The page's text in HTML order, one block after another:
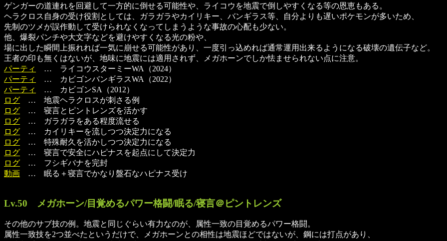
ゲンガーの道連れを回避して一方的に倒せる可能性や、ライコウを地震で倒しやすくなる等の恩恵もある。
ヘラクロス自身の受け役割としては、ガラガラやカイリキー、バンギラス等、自分よりも遅いポケモンが多いため、
先制のツメが誤作動して受けられなくなってしまうような事故の心配も少ない。
他、爆裂パンチや大文字などを避けやすくなる光の粉や、
場に出した瞬間上振れれば一気に崩せる可能性があり、一度引っ込めれば通常運用出来るようになる破壊の遺伝子など。
王者の印も無くはないが、地味に地震には適用されず、メガホーンでしか怯ませられない点に注意。
パーティ
… ライコウスターミーWA（2024）
パーティ
… カビゴンバンギラスWA（2022）
パーティ
… カビゴンSA（2012）
ログ … 地震ヘラクロスが刺さる例
ログ … 寝言とピントレンズを活かす
ログ … ガラガラをある程度流せる
ログ … カイリキーを流しつつ決定力になる
ログ … 特殊耐久を活かしつつ決定力になる
ログ … 寝言で安全にハピナスを起点にして決定力
ログ … フシギバナを完封
動画 … 眠る＋寝言でかなり盤石なハピナス受け
Lv.50 メガホーン/目覚めるパワー格闘/眠る/寝言＠ピントレンズ
その他のサブ技の例。地震と同じぐらい有力なのが、属性一致の目覚めるパワー格闘。
属性一致技を2つ並べたというだけで、メガホーンとの相性は地震ほどではないが、鋼には打点があり、